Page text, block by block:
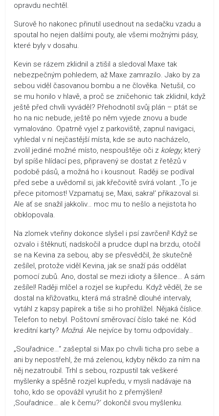
opravdu nechtěl.
Surově ho nakonec přinutil usednout na sedačku vzadu a
spoutal ho nejen dalšími pouty, ale všemi možnými pásy,
které byly v dosahu.
Kevin se rázem zklidnil a ztišil a sledoval Maxe tak
nebezpečným pohledem, až Maxe zamrazilo. Jako by za
sebou viděl časovanou bombu a ne člověka. Netušil, co
se mu honilo v hlavě, a proč se zničehonic tak zklidnil, když
ještě před chvíli vyváděl? Přehodnotil svůj plán – ptát se
ho na nic nebude, ještě po něm vyjede znovu a bude
vymalováno. Opatrně vyjel z parkoviště, zapnul navigaci,
vyhledal v ní nejčastější místa, kde se auto nacházelo,
zvolil jediné možné místo, nespouštěje oči z kolegy, který
byl spíše hlídací pes, připravený se dostat z řetězů v
podobě pásů, a možná ho i kousnout. Raději se podíval
před sebe a uvědomil si, jak křečovitě svírá volant. ‚To je
přece pitomost! Vzpamatuj se, Maxi, sakra!‘ přikazoval si.
Ale ať se snažil jakkoliv… moc mu to nešlo a nejistota ho
obklopovala.
Na zlomek vteřiny dokonce slyšel i psí zavrčení! Když se
ozvalo i štěknutí, nadskočil a prudce dupl na brzdu, otočil
se na Kevina za sebou, aby se přesvědčil, že skutečně
zešílel, protože viděl Kevina, jak se snaží pás oddělat
pomocí zubů. Ano, dostal se mezi idioty a šílence… A sám
zešílel! Raději mlčel a rozjel se kupředu. Když věděl, že se
dostal na křižovatku, která má strašně dlouhé intervaly,
vytáhl z kapsy papírek a tiše si ho prohlížel. Nějaká číslice.
Telefon to nebyl. Poštovní směrovací číslo také ne. Kód
kreditní karty? Možná. Ale nejvíce by tomu odpovídaly…
„Souřadnice…“ zašeptal si Max po chvíli ticha pro sebe a
ani by nepostřehl, že má zelenou, kdyby někdo za ním na
něj nezatroubil. Trhl s sebou, rozpustil tak veškeré
myšlenky a spěšně rozjel kupředu, v mysli nadávaje na
toho, kdo se opovážil vyrušit ho z přemýšlení!
‚Souřadnice… ale k čemu?‘ dokončil svou myšlenku.